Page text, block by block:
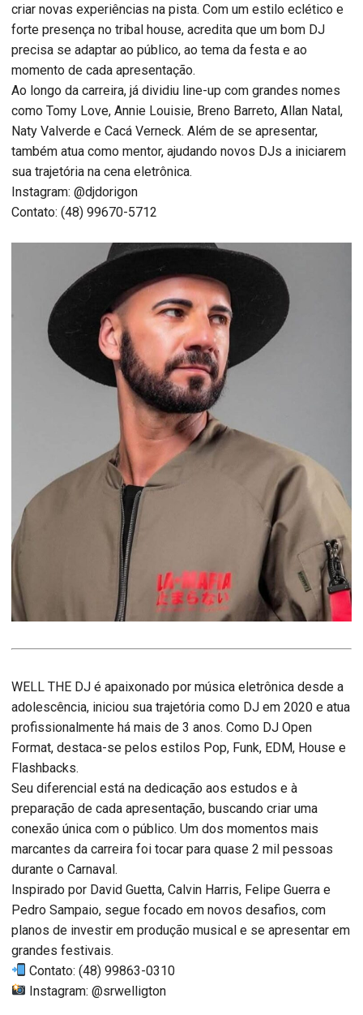
criar novas experiências na pista. Com um estilo eclético e
forte presença no tribal house, acredita que um bom DJ
precisa se adaptar ao público, ao tema da festa e ao
momento de cada apresentação.
Ao longo da carreira, já dividiu line-up com grandes nomes
como Tomy Love, Annie Louisie, Breno Barreto, Allan Natal,
Naty Valverde e Cacá Verneck. Além de se apresentar,
também atua como mentor, ajudando novos DJs a iniciarem
sua trajetória na cena eletrônica.
Instagram: @djdorigon
Contato: (48) 99670-5712
WELL THE DJ é apaixonado por música eletrônica desde a
adolescência, iniciou sua trajetória como DJ em 2020 e atua
profissionalmente há mais de 3 anos. Como DJ Open
Format, destaca-se pelos estilos Pop, Funk, EDM, House e
Flashbacks.
Seu diferencial está na dedicação aos estudos e à
preparação de cada apresentação, buscando criar uma
conexão única com o público. Um dos momentos mais
marcantes da carreira foi tocar para quase 2 mil pessoas
durante o Carnaval.
Inspirado por David Guetta, Calvin Harris, Felipe Guerra e
Pedro Sampaio, segue focado em novos desafios, com
planos de investir em produção musical e se apresentar em
grandes festivais.
Contato: (48) 99863-0310
Instagram: @srwelligton